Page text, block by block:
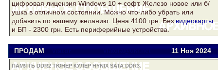
цифровая лицензия Windows 10 + софт. Железо новое или б/
ушка в отличном состоянии. Можно что-либо убрать или
добавить по вашему желанию. Цена 4100 грн. Безвидеокарты
и БП - 2300 грн. Есть периферийные устройства.
ПРОДАМ Viator viatora@ukr.net 11 Ноя2024
ПАМЯТЬ DDR2 ТЮНЕР КУЛЕР HYNIX SATA DDR3.